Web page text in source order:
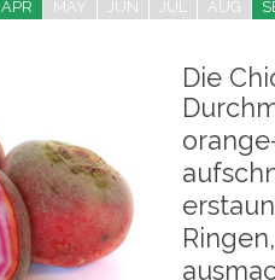
APR MAY JUN JUL AUG
Die